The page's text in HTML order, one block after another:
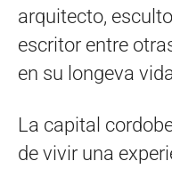
arquitecto,
escritor entre
en su longeva
La capital
de vivir una